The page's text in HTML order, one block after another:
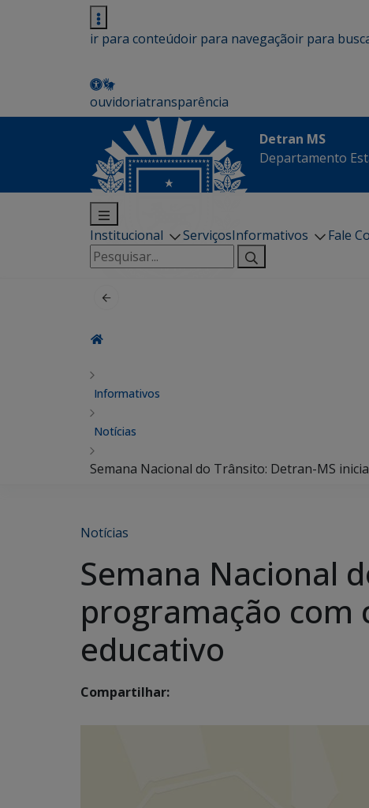
ir para conteúdoir para navegaçãoir para
ouvidoriatransparência
Detran MS
Departamento
Institucional ServiçosInformativos
Fale
Pesquisar
por:
Informativos
Notícias
Semana Nacional do Trânsito: Detran-MS
Notícias
Semana Nacional
programação com
educativo
Compartilhar: